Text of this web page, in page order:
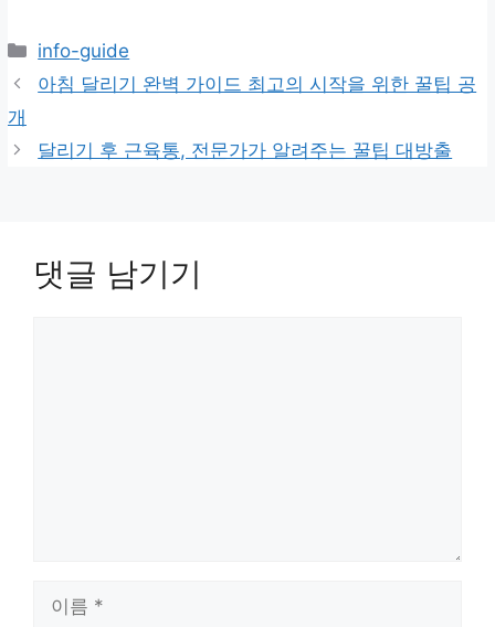
카
테
info-guide
아침 달리기 완벽 가이드 최고의 시작을 위한 꿀팁 공
개
달리기 후 근육통, 전문가가 알려주는 꿀팁 대방출
댓글 남기기